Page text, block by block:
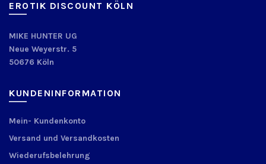
EROTIK DISCOUNT KÖLN
MIKE HUNTER UG
Neue Weyerstr. 5
50676 Köln
KUNDENINFORMATION
Mein- Kundenkonto
Versand und Versandkosten
Wiederufsbelehrung